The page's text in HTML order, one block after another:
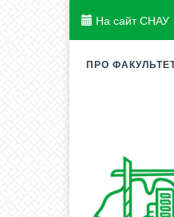
На сайт СНАУ
ПРО